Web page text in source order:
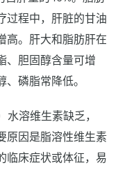
过程中，肝脏的甘油
高。肝大和脂肪肝在
、胆固醇含量可增
磷脂常降低。
溶维生素缺乏，
原因是脂溶性维生素
临床症状或体征，易